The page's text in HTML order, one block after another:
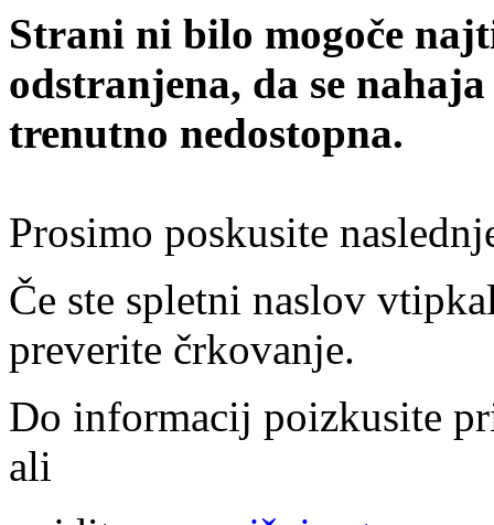
Strani ni bilo mogoče
odstranjena, da se
trenutno nedostopna.
Prosimo poskusite
Če ste spletni naslov
preverite črkovanje.
Do informacij poizkusite
ali